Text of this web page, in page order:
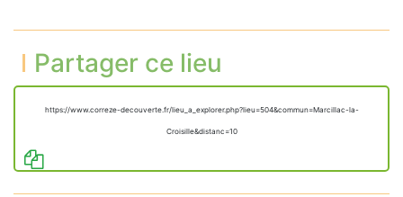
Partager ce lieu
https://www.correze-decouverte.fr/lieu_a_explorer.php?lieu=504&commun=Marcillac-la-
Croisille&distanc=10